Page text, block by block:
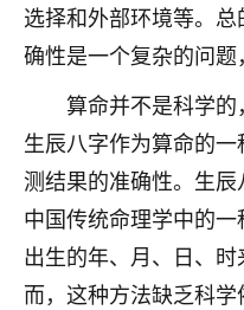
选择和外部环境等。
确性是一个复杂的问题
算命并不是科学的
生辰八字作为算命的
测结果的准确性。生
中国传统命理学中的
出生的年、月、日、
而，这种方法缺乏科
鹿森：是的，其
触，首先就是心
1天前 来自四川
金白水清
我也想找老师看看
鹿森：慧来老师